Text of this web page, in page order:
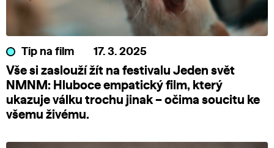
Tip na film 17. 3. 2025
Vše si zaslouží žít na festivalu Jeden svět
NMNM: Hluboce empatický film, který
ukazuje válku trochu jinak – očima soucitu ke
všemu živému.